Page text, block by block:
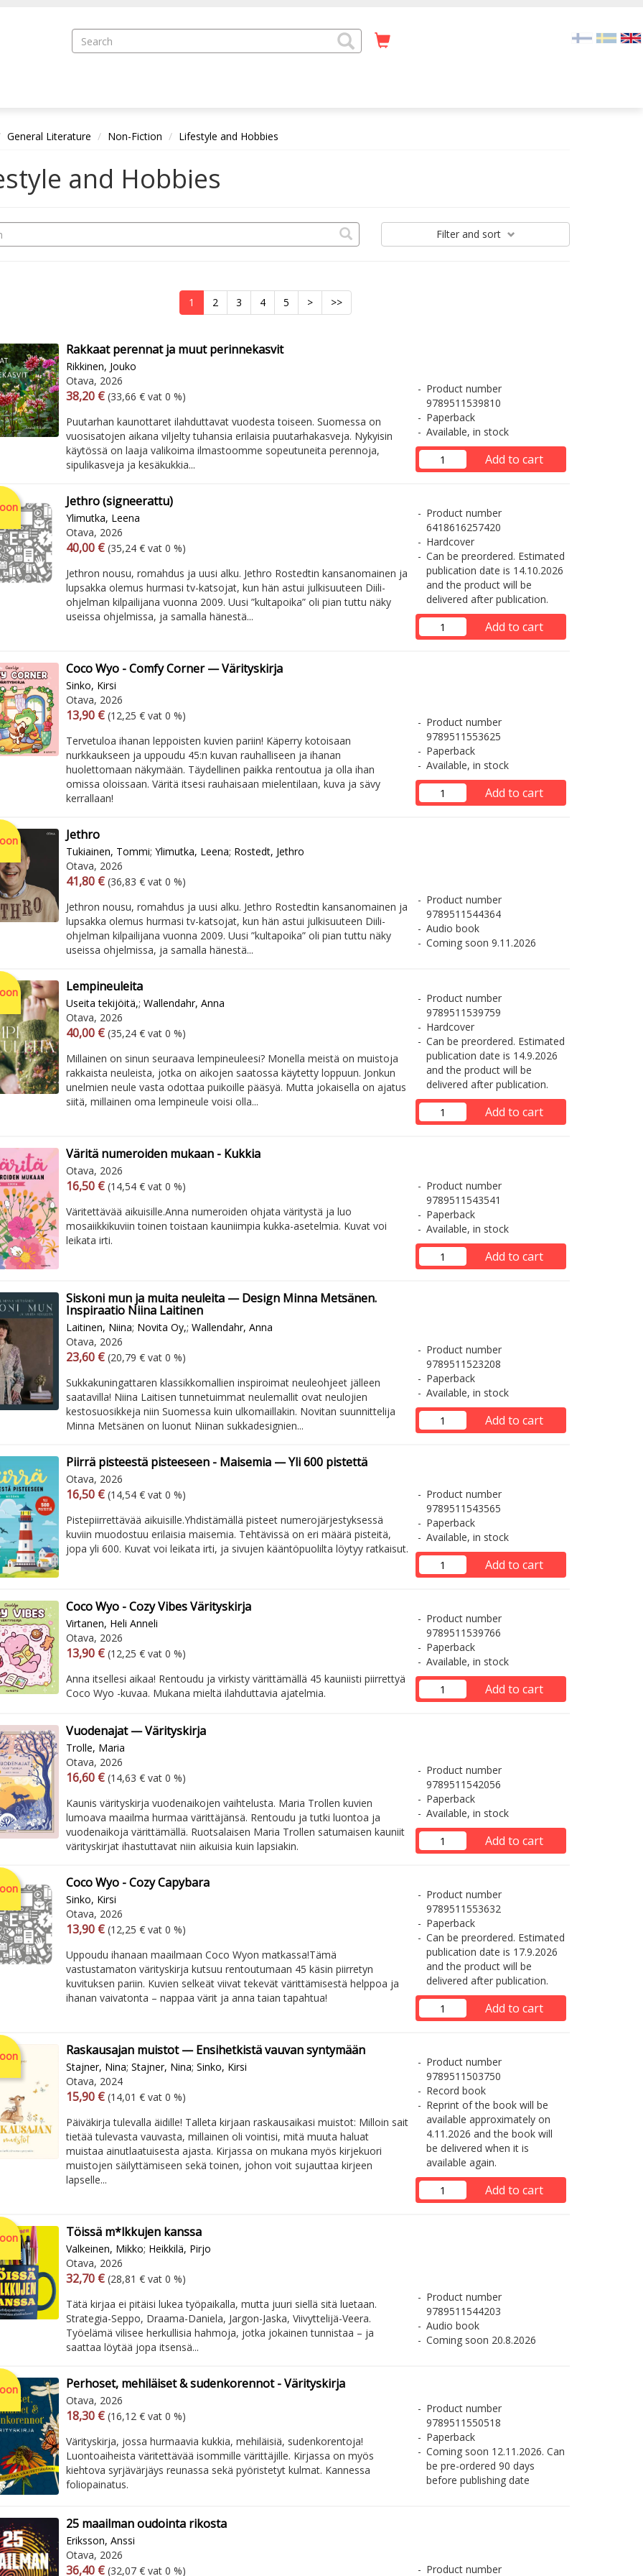
General Literature Non-Fiction Lifestyle and Hobbies
and Hobbies
Filterand sort
1 2 3 4 5 > >>
Rakkaat perennat ja muut perinnekasvit
Rikkinen, Jouko
Otava, 2026
Arvonlisäverollinen hinta
38,20 € Excl. vat
(33,66 € vat 0 %)
Puutarhan kaunottaret ilahduttavat vuodesta toiseen. Suomessa on
vuosisatojen aikana viljelty tuhansia erilaisia puutarhakasveja. Nykyisin
käytössä on laaja valikoima ilmastoomme sopeutuneita perennoja,
sipulikasveja ja kesäkukkia...
Product number
9789511539810
Paperback
Available, in stock
Add to cart
Jethro (signeerattu)
Ylimutka, Leena
Otava, 2026
Arvonlisäverollinen hinta
40,00 € Excl. vat
(35,24 € vat 0 %)
Jethron nousu, romahdus ja uusi alku. Jethro Rostedtin kansanomainen ja
lupsakka olemus hurmasi tv-katsojat, kun hän astui julkisuuteen Diili-
ohjelman kilpailijana vuonna 2009. Uusi ”kultapoika” oli pian tuttu näky
useissa ohjelmissa, ja samalla hänestä...
Product number
6418616257420
Hardcover
Can be preordered. Estimated
publication date is 14.10.2026
and the product will be
delivered after publication.
Add to cart
Coco Wyo - Comfy Corner — Värityskirja
Sinko, Kirsi
Otava, 2026
Arvonlisäverollinen hinta
13,90 € Excl. vat
(12,25 € vat 0 %)
Tervetuloa ihanan leppoisten kuvien pariin! Käperry kotoisaan
nurkkaukseen ja uppoudu 45:n kuvan rauhalliseen ja ihanan
huolettomaan näkymään. Täydellinen paikka rentoutua ja olla ihan
omissa oloissaan. Väritä itsesi rauhaisaan mielentilaan, kuva ja sävy
kerrallaan!
Product number
9789511553625
Paperback
Available, in stock
Add to cart
Jethro
Tukiainen, Tommi; Ylimutka, Leena; Rostedt, Jethro
Otava, 2026
Arvonlisäverollinen hinta
41,80 € Excl. vat
(36,83 € vat 0 %)
Jethron nousu, romahdus ja uusi alku. Jethro Rostedtin kansanomainen ja
lupsakka olemus hurmasi tv-katsojat, kun hän astui julkisuuteen Diili-
ohjelman kilpailijana vuonna 2009. Uusi ”kultapoika” oli pian tuttu näky
useissa ohjelmissa, ja samalla hänestä...
Product number
9789511544364
Audio book
Coming soon 9.11.2026
Lempineuleita
Useita tekijöitä,; Wallendahr, Anna
Otava, 2026
Arvonlisäverollinen hinta
40,00 € Excl. vat
(35,24 € vat 0 %)
Millainen on sinun seuraava lempineuleesi? Monella meistä on muistoja
rakkaista neuleista, jotka on aikojen saatossa käytetty loppuun. Jonkun
unelmien neule vasta odottaa puikoille pääsyä. Mutta jokaisella on ajatus
siitä, millainen oma lempineule voisi olla...
Product number
9789511539759
Hardcover
Can be preordered. Estimated
publication date is 14.9.2026
and the product will be
delivered after publication.
Add to cart
Väritä numeroiden mukaan - Kukkia
Otava, 2026
Arvonlisäverollinen hinta
16,50 € Excl. vat
(14,54 € vat 0 %)
Väritettävää aikuisille.​ ​ Anna numeroiden ohjata väritystä ja luo
mosaiikkikuviin toinen toistaan kauniimpia kukka-asetelmia. Kuvat voi
leikata irti.
Product number
9789511543541
Paperback
Available, in stock
Add to cart
Siskoni mun ja muita neuleita — Design Minna Metsänen.
Inspiraatio Niina Laitinen
Laitinen, Niina; Novita Oy,; Wallendahr, Anna
Otava, 2026
Arvonlisäverollinen hinta
23,60 € Excl. vat
(20,79 € vat 0 %)
Sukkakuningattaren klassikkomallien inspiroimat neuleohjeet jälleen
saatavilla! ​ Niina Laitisen tunnetuimmat neulemallit ovat neulojien
kestosuosikkeja niin Suomessa kuin ulkomaillakin. Novitan suunnittelija
Minna Metsänen on luonut Niinan sukkadesignien...
Product number
9789511523208
Paperback
Available, in stock
Add to cart
Piirrä pisteestä pisteeseen - Maisemia — Yli 600 pistettä
Otava, 2026
Arvonlisäverollinen hinta
16,50 € Excl. vat
(14,54 € vat 0 %)
Pistepiirrettävää aikuisille.​ ​Yhdistämällä pisteet numerojärjestyksessä
kuviin muodostuu erilaisia maisemia. Tehtävissä on eri määrä pisteitä,
jopa yli 600. Kuvat voi leikata irti, ja sivujen kääntöpuolilta löytyy ratkaisut.
Product number
9789511543565
Paperback
Available, in stock
Add to cart
Coco Wyo - Cozy Vibes Värityskirja
Virtanen, Heli Anneli
Otava, 2026
Arvonlisäverollinen hinta
13,90 € Excl. vat
(12,25 € vat 0 %)
Anna itsellesi aikaa! Rentoudu ja virkisty värittämällä 45 kauniisti piirrettyä
Coco Wyo -kuvaa. Mukana mieltä ilahduttavia ajatelmia.
Product number
9789511539766
Paperback
Available, in stock
Add to cart
Vuodenajat — Värityskirja
Trolle, Maria
Otava, 2026
Arvonlisäverollinen hinta
16,60 € Excl. vat
(14,63 € vat 0 %)
Kaunis värityskirja vuodenaikojen vaihtelusta. Maria Trollen kuvien
lumoava maailma hurmaa värittäjänsä. Rentoudu ja tutki luontoa ja
vuodenaikoja värittämällä. ​ Ruotsalaisen Maria Trollen satumaisen kauniit
värityskirjat ihastuttavat niin aikuisia kuin lapsiakin.
Product number
9789511542056
Paperback
Available, in stock
Add to cart
Coco Wyo - Cozy Capybara
Sinko, Kirsi
Otava, 2026
Arvonlisäverollinen hinta
13,90 € Excl. vat
(12,25 € vat 0 %)
Uppoudu ihanaan maailmaan Coco Wyon matkassa!​ ​Tämä
vastustamaton värityskirja kutsuu rentoutumaan 45 käsin piirretyn
kuvituksen pariin. Kuvien selkeät viivat tekevät värittämisestä helppoa ja
ihanan vaivatonta – nappaa värit ja anna taian tapahtua!​
Product number
9789511553632
Paperback
Can be preordered. Estimated
publication date is 17.9.2026
and the product will be
delivered after publication.
Add to cart
Raskausajan muistot — Ensihetkistä vauvan syntymään
Stajner, Nina; Stajner, Nina; Sinko, Kirsi
Otava, 2024
Arvonlisäverollinen hinta
15,90 € Excl. vat
(14,01 € vat 0 %)
Päiväkirja tulevalla äidille! Talleta kirjaan raskausaikasi muistot: Milloin sait
tietää tulevasta vauvasta, millainen oli vointisi, mitä muuta haluat
muistaa ainutlaatuisesta ajasta. Kirjassa on mukana myös kirjekuori
muistojen säilyttämiseen sekä toinen, johon voit sujauttaa kirjeen
lapselle...
Product number
9789511503750
Record book
Reprint of the book will be
available approximately on
4.11.2026 and the book will
be delivered when it is
available again.
Add to cart
Töissä m*lkkujen kanssa
Valkeinen, Mikko; Heikkilä, Pirjo
Otava, 2026
Arvonlisäverollinen hinta
32,70 € Excl. vat
(28,81 € vat 0 %)
Tätä kirjaa ei pitäisi lukea työpaikalla, mutta juuri siellä sitä luetaan.
Strategia-Seppo, Draama-Daniela, Jargon-Jaska, Viivyttelijä-Veera.
Työelämä vilisee herkullisia hahmoja, jotka jokainen tunnistaa – ja
saattaa löytää jopa itsensä...
Product number
9789511544203
Audio book
Coming soon 20.8.2026
Perhoset, mehiläiset & sudenkorennot - Värityskirja
Otava, 2026
Arvonlisäverollinen hinta
18,30 € Excl. vat
(16,12 € vat 0 %)
Värityskirja, jossa hurmaavia kukkia, mehiläisiä, sudenkorentoja!
Luontoaiheista väritettävää isommille värittäjille. Kirjassa on myös
kiehtova syrjävärjäys reunassa sekä pyöristetyt kulmat. Kannessa
foliopainatus.
Product number
9789511550518
Paperback
Coming soon 12.11.2026. Can
be pre-ordered 90 days
before publishing date
25 maailman oudointa rikosta
Eriksson, Anssi
Otava, 2026
Arvonlisäverollinen hinta
36,40 € Excl. vat
(32,07 € vat 0 %) Product number